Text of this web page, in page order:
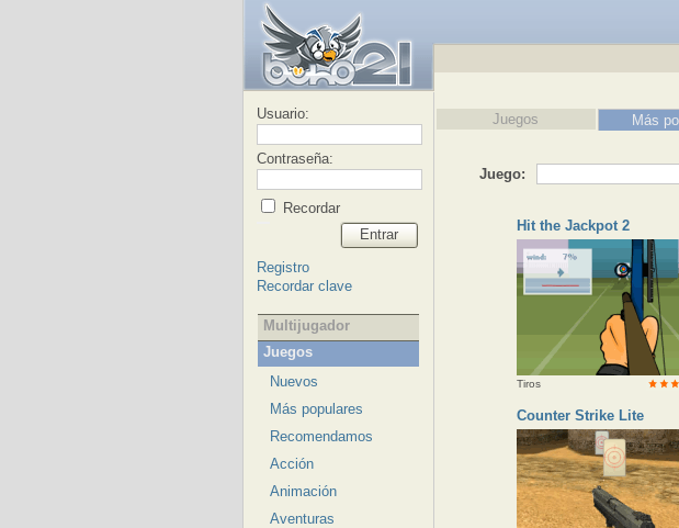
Usuario:
Contraseña:
Recordar
Entrar
Registro
Recordar clave
Multijugador
Juegos
Nuevos
Más populares
Recomendamos
Acción
Animación
Aventuras
Juegos Más
Juego:
Hit the Jackpot 2
Tiros
Counter Strike Lite